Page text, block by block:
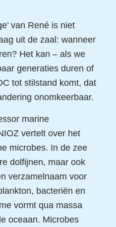
van René is niet
uit de zaal: wanneer
Het kan – als we
generaties duren of
tot stilstand komt, dat
onomkeerbaar.
marine
vertelt over het
microbes. In de zee
dolfijnen, maar ook
verzamelnaam voor
bacteriën en
vormt qua massa
oceaan. Microbes